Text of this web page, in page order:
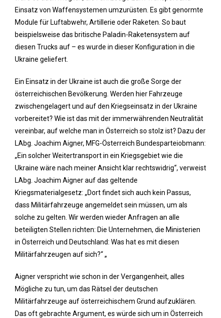
Einsatz von Waffensystemen umzurüsten. Es gibt genormte
Module für Luftabwehr, Artillerie oder Raketen. So baut
beispielsweise das britische Paladin-Raketensystem auf
diesen Trucks auf – es wurde in dieser Konfiguration in die
Ukraine geliefert.
Ein Einsatz in der Ukraine ist auch die große Sorge der
österreichischen Bevölkerung. Werden hier Fahrzeuge
zwischengelagert und auf den Kriegseinsatz in der Ukraine
vorbereitet? Wie ist das mit der immerwährenden Neutralität
vereinbar, auf welche man in Österreich so stolz ist? Dazu der
LAbg. Joachim Aigner, MFG-Österreich Bundesparteiobmann:
„Ein solcher Weitertransport in ein Kriegsgebiet wie die
Ukraine wäre nach meiner Ansicht klar rechtswidrig“, verweist
LAbg. Joachim Aigner auf das geltende
Kriegsmaterialgesetz: „Dort findet sich auch kein Passus,
dass Militärfahrzeuge angemeldet sein müssen, um als
solche zu gelten. Wir werden wieder Anfragen an alle
beteiligten Stellen richten: Die Unternehmen, die Ministerien
in Österreich und Deutschland: Was hat es mit diesen
Militärfahrzeugen auf sich?“ „
Aigner verspricht wie schon in der Vergangenheit, alles
Mögliche zu tun, um das Rätsel der deutschen
Militärfahrzeuge auf österreichischem Grund aufzuklären.
Das oft gebrachte Argument, es würde sich um in Österreich